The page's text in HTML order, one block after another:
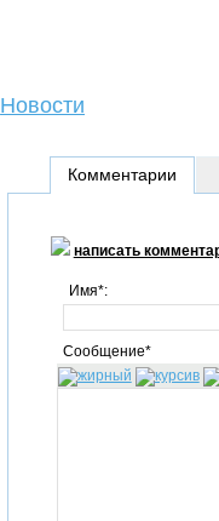
Новости
Комментарии
написать
Имя*:
Сообщение*